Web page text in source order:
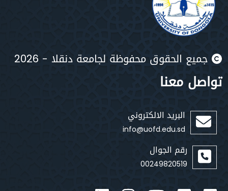
الحقوق محفوظة لجامعة دنقلا - 2026
معنا
البريد الالكتروني
info@uofd.edu.sd
رقم الجوال
00249820519